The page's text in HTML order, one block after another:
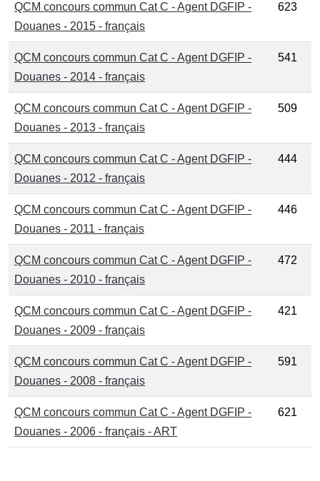
QCM concours commun Cat C - Agent DGFIP -
Douanes - 2015 - français
623
QCM concours commun Cat C - Agent DGFIP -
Douanes - 2014 - français
541
QCM concours commun Cat C - Agent DGFIP -
Douanes - 2013 - français
509
QCM concours commun Cat C - Agent DGFIP -
Douanes - 2012 - français
444
QCM concours commun Cat C - Agent DGFIP -
Douanes - 2011 - français
446
QCM concours commun Cat C - Agent DGFIP -
Douanes - 2010 - français
472
QCM concours commun Cat C - Agent DGFIP -
Douanes - 2009 - français
421
QCM concours commun Cat C - Agent DGFIP -
Douanes - 2008 - français
591
QCM concours commun Cat C - Agent DGFIP -
Douanes - 2006 - français - ART
621